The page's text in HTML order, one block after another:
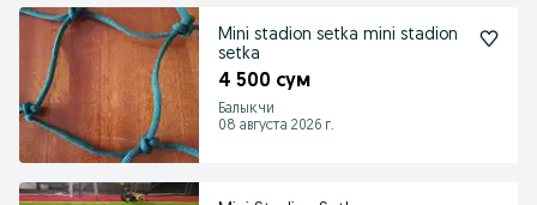
Mini stadion setka mini stadion
setka
4 500 сум
Балыкчи
08 августа 2026 г.